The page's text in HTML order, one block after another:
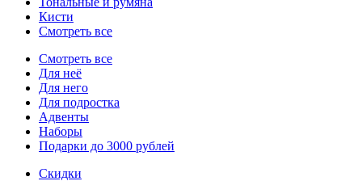
Кисти
Смотреть все
Смотреть все
Для неё
Для него
Для подростка
Адвенты
Наборы
Подарки до 3000 рублей
Скидки